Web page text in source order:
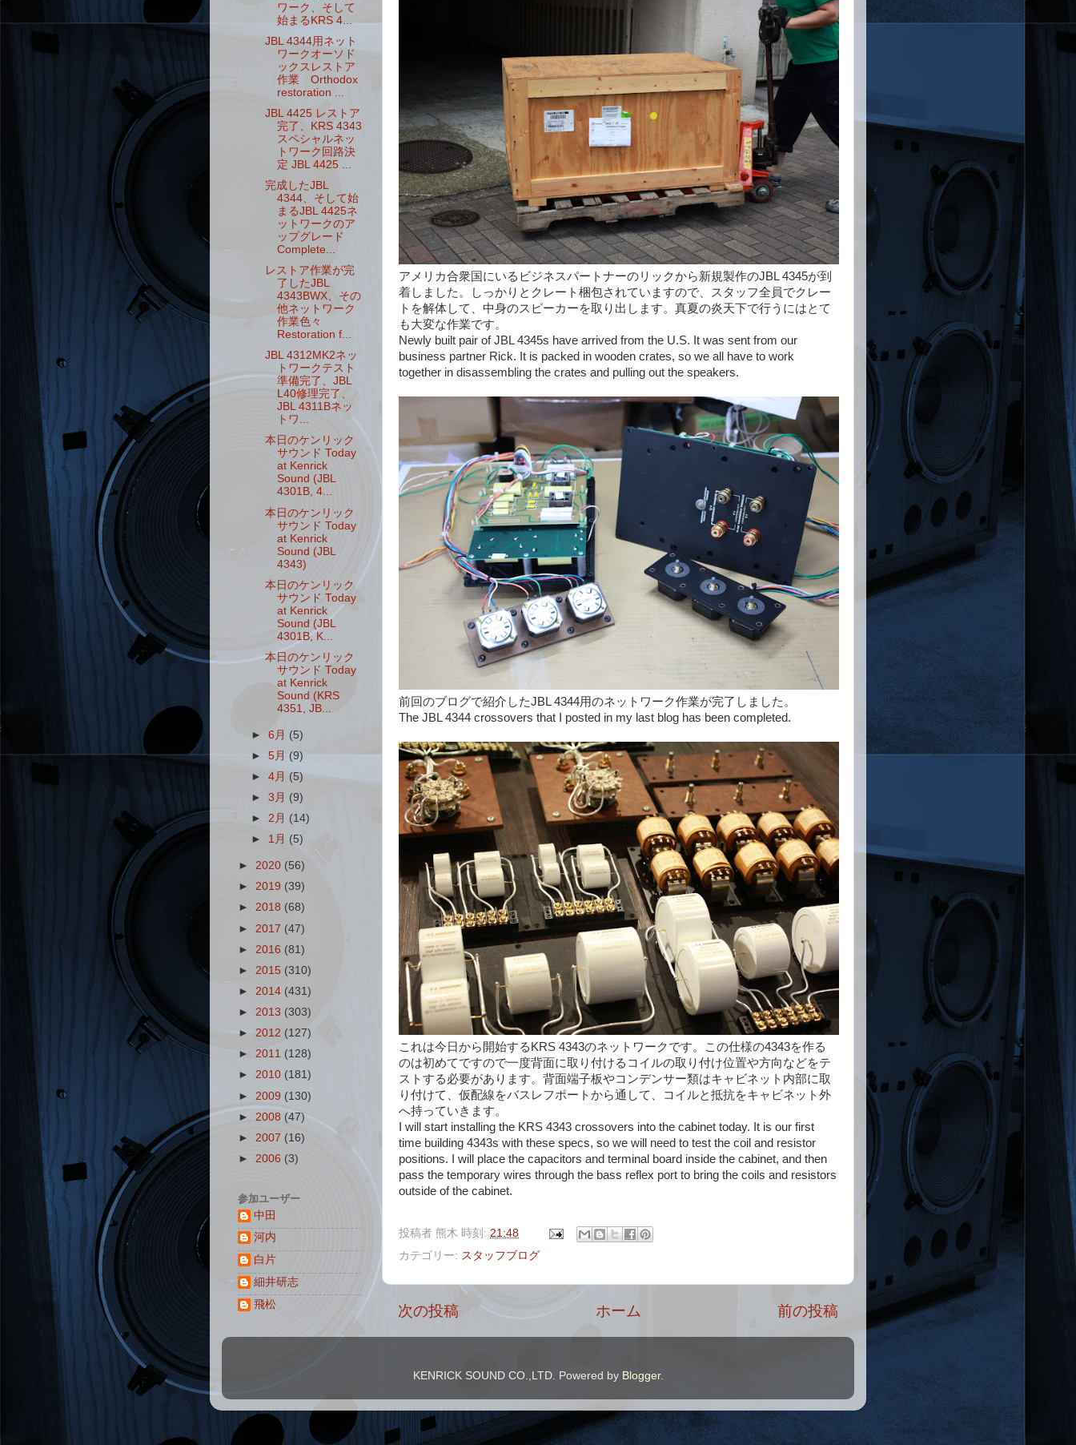
アメリカ合衆国にいるビジネスパートナーのリックから新規製作のJBL 4345が到
着しました。しっかりとクレート梱包されていますので、スタッフ全員でクレー
トを解体して、中身のスピーカーを取り出します。真夏の炎天下で行うにはとて
も大変な作業です。
Newly built pair of JBL 4345s have arrived from the U.S. It was sent from our
business partner Rick. It is packed in wooden crates, so we all have to work
together in disassembling the crates and pulling out the speakers.
前回のブログで紹介したJBL 4344用のネットワーク作業が完了しました。
The JBL 4344 crossovers that I posted in my last blog has been completed.
これは今日から開始するKRS 4343のネットワークです。この仕様の4343を作る
のは初めてですので一度背面に取り付けるコイルの取り付け位置や方向などをテ
ストする必要があります。背面端子板やコンデンサー類はキャビネット内部に取
り付けて、仮配線をバスレフポートから通して、コイルと抵抗をキャビネット外
へ持っていきます。
I will start installing the KRS 4343 crossovers into the cabinet today. It is our first
time building 4343s with these specs, so we will need to test the coil and resistor
positions. I will place the capacitors and terminal board inside the cabinet, and then
pass the temporary wires through the bass reflex port to bring the coils and resistors
outside of the cabinet.
投稿者 熊木 時刻: 21:48
カテゴリー: スタッフブログ
次の投稿 前の投稿
ホーム
ワーク、そして
始まるKRS 4...
JBL 4344用ネット
ワークオーソド
ックスレストア
作業 Orthodox
restoration ...
JBL 4425 レストア
完了、KRS 4343
スペシャルネッ
トワーク回路決
定 JBL 4425 ...
完成したJBL
4344、そして始
まるJBL 4425ネ
ットワークのア
ップグレード
Complete...
レストア作業が完
了したJBL
4343BWX、その
他ネットワーク
作業色々
Restoration f...
JBL 4312MK2ネッ
トワークテスト
準備完了、JBL
L40修理完了、
JBL 4311Bネッ
トワ...
本日のケンリック
サウンド Today
at Kenrick
Sound (JBL
4301B, 4...
本日のケンリック
サウンド Today
at Kenrick
Sound (JBL
4343)
本日のケンリック
サウンド Today
at Kenrick
Sound (JBL
4301B, K...
本日のケンリック
サウンド Today
at Kenrick
Sound (KRS
4351, JB...
►6月 (5)
►5月(9)
►4月 (5)
►3月 (9)
►2月 (14)
► 1月 (5)
► 2020 (56)
► 2019 (39)
► 2018 (68)
► 2017 (47)
► 2016 (81)
► 2015 (310)
► 2014 (431)
► 2013 (303)
► 2012 (127)
► 2011 (128)
► 2010 (181)
► 2009 (130)
► 2008 (47)
► 2007 (16)
► 2006 (3)
参加ユーザー
中田
河内
白片
細井研志
飛松
KENRICK SOUND CO.,LTD. Powered by Blogger.